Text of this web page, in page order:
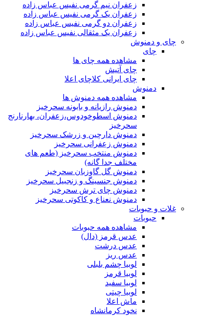
زعفران نیم گرمی نفیس عباس زاده
زعفران یک گرمی نفیس عباس زاده
زعفران دو گرمی نفیس عباس زاده
زعفران یک مثقالی نفیس عباس زاده
چای و دمنوش
چای
مشاهده همه چای ها
چای آتیش
چای ایرانی کلاچای اعلا
دمنوش
مشاهده همه دمنوش ها
دمنوش رازیانه و بابونه سحرخیز
دمنوش اسطوخودوس،زعفران، بهارنارنج
سحرخیز
دمنوش دارچین و زرشک سحرخیز
دمنوش زعفرانی سحرخیز
دمنوش منتخب سحرخیز (طعم های
مختلف جدا گانه)
دمنوش گل گاوزبان سحرخیز
دمنوش جنسینگ و زنجبیل سحرخیز
دمنوش چای ترش سحرخیز
دمنوش نعناع و کاکوتی سحرخیز
غلات و حبوبات
حبوبات
مشاهده همه حبوبات
عدس قرمز (دال)
عدس درشت
عدس ریز
لوبیا چشم بلبلی
لوبیا قرمز
لوبیا سفید
لوبیا چیتی
ماش اعلا
نخود کرمانشاه